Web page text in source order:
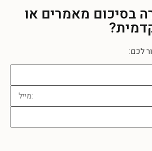
בסיכום מאמרים או
לכם: